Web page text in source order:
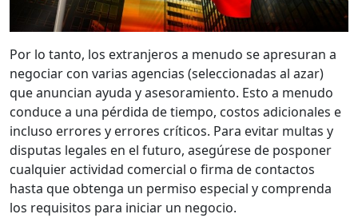
Por lo tanto, los extranjeros a menudo se apresuran a
negociar con varias agencias (seleccionadas al azar)
que anuncian ayuda y asesoramiento. Esto a menudo
conduce a una pérdida de tiempo, costos adicionales e
incluso errores y errores críticos. Para evitar multas y
disputas legales en el futuro, asegúrese de posponer
cualquier actividad comercial o firma de contactos
hasta que obtenga un permiso especial y comprenda
los requisitos para iniciar un negocio.